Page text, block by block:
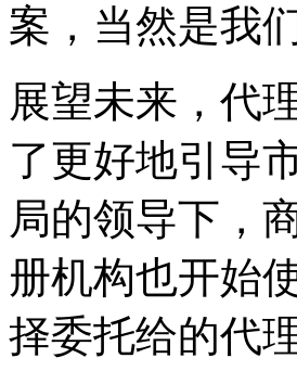
案，当然是我
展望未来，代
了更好地引导
局的领导下，
册机构也开始
择委托给的代